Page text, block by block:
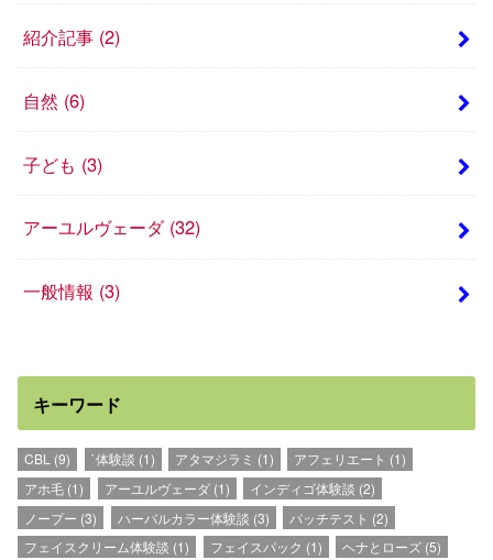
紹介記事 (2)
自然 (6)
子ども (3)
アーユルヴェーダ (32)
一般情報 (3)
キーワード
CBL (9) `体験談 (1) アタマジラミ (1) アフェリエート (1)
アホ毛 (1) アーユルヴェーダ(1) インディゴ体験談 (2)
ノープー (3) ハーバルカラー体験談 (3) パッチテスト (2)
フェイスクリーム体験談 (1) フェイスパック (1) ヘナとローズ(5)